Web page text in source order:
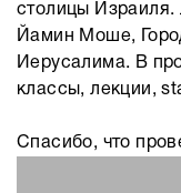
столицы
Йамин Моше,
Иерусалима. В
классы, лекции,
Спасибо, что